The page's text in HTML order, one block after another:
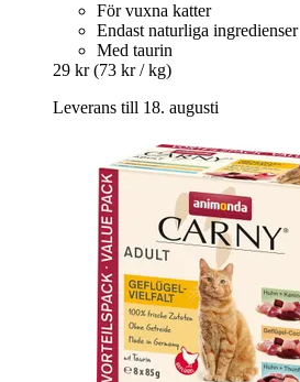
För vuxna katter
Endast naturliga ingredienser
Med taurin
29 kr (73 kr / kg)
Leverans till 18. augusti